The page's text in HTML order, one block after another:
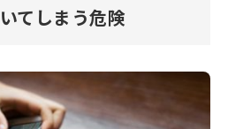
に楽しむために
てしまう危険